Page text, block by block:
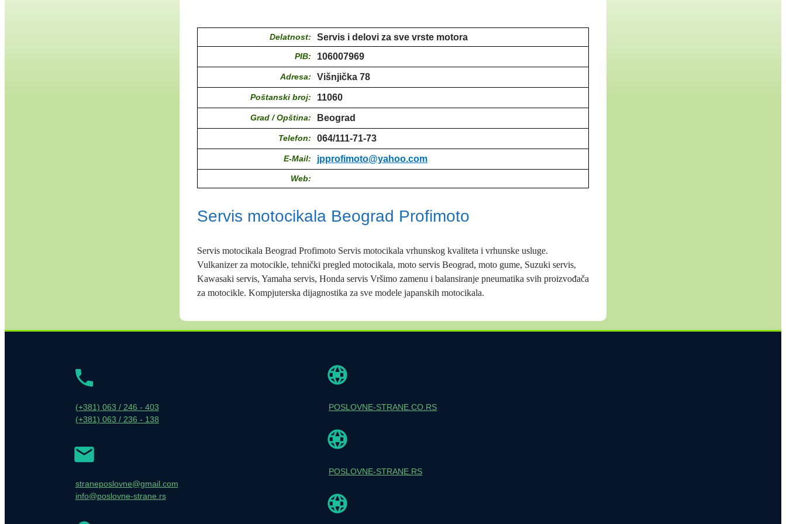
Delatnost: Servis i delovi za sve vrste motora
PIB: 106007969
Adresa: Višnjička 78
Poštanski broj: 11060
Grad / Opština: Beograd
Telefon: 064/111-71-73
E-Mail: jpprofimoto@yahoo.com
Web:
Servis motocikala Beograd Profimoto
Servis motocikala Beograd Profimoto Servis motocikala vrhunskog kvaliteta i vrhunske usluge.
Vulkanizer za motocikle, tehnički pregled motocikala, moto servis Beograd, moto gume, Suzuki servis,
Kawasaki servis, Yamaha servis, Honda servis Vršimo zamenu i balansiranje pneumatika svih proizvođača
za motocikle. Kompjuterska dijagnostika za sve modele japanskih motocikala.
(+381) 063 / 246 - 403
(+381) 063 / 236 - 138
straneposlovne@gmail.com
info@poslovne-strane.rs
POSLOVNE-STRANE.CO.RS
POSLOVNE-STRANE.RS